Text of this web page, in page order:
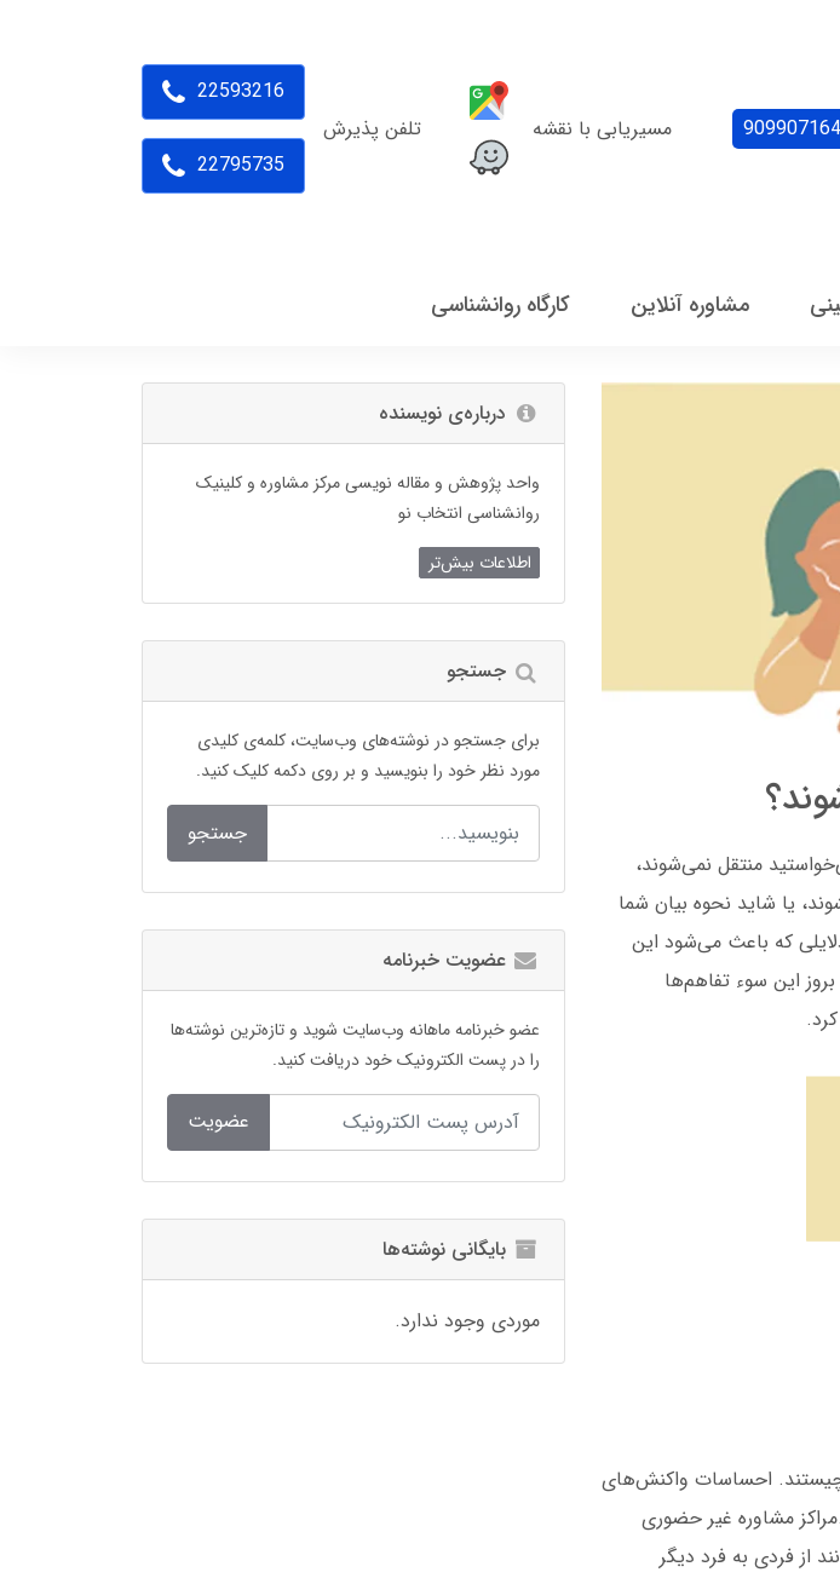
مسیریابی با نقشه تلفن پذیرش
22593216
22795735
مشاوره آنلاین کارگاه روانشناسی
منتقل نمی‌شوند،
یا شاید نحوه بیان شما
که باعث می‌شود این
بروز این سوء تفاهم‌ها
چیستند. احساسات واکنش‌های
مشاوره غیر حضوری
از فردی به فرد دیگر
درباره‌ی نویسنده
واحد پژوهش و مقاله نویسی مرکز مشاوره و کلینیک
روانشناسی انتخاب نو
اطلاعات بیش‌تر
جستجو
برای جستجو در نوشته‌های وب‌سایت، کلمه‌ی کلیدی
مورد نظر خود را بنویسید و بر روی دکمه کلیک کنید.
جستجو
عضویت خبرنامه
عضو خبرنامه ماهانه وب‌سایت شوید و تازه‌ترین نوشته‌ها
را در پست الکترونیک خود دریافت کنید.
عضویت
بایگانی نوشته‌ها
موردی وجود ندارد.